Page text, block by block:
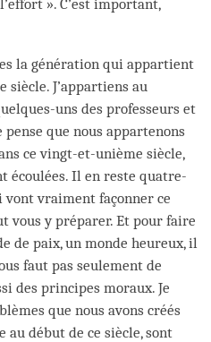
». C’est important,
la génération qui appartient
J’appartiens au
uns des professeurs et
que nous appartenons
ce vingt-et-unième siècle,
écoulées. Il en reste quatre-
vraiment façonner ce
vous y préparer. Et pour faire
de paix, un monde heureux, il
faut pas seulement de
des principes moraux. Je
que nous avons créés
au début de ce siècle, sont